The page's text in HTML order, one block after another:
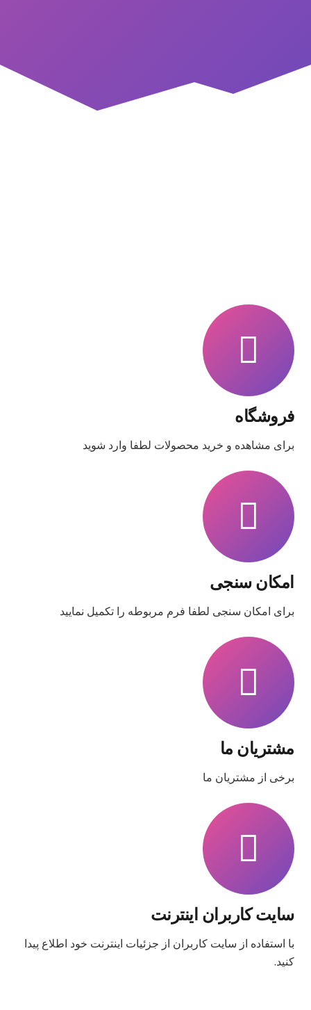
فروشگاه
برای مشاهده و خرید محصولات لطفا وارد شوید
امکان سنجی
برای امکان سنجی لطفا فرم مربوطه را تکمیل نمایید
مشتریان ما
برخی از مشتریان ما
سایت کاربران اینترنت
با استفاده از سایت کاربران از جزئیات اینترنت خود اطلاع پیدا
کنید.